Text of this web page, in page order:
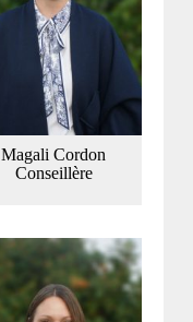
Magali Cordon
Conseillère